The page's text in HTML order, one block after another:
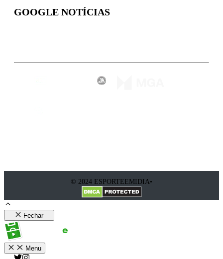
GOOGLE NOTÍCIAS
© 2024 ESPORTEEMIDIA•
Fechar
Menu